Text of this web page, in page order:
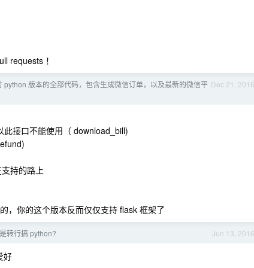
requests ！
Dec 21, 2016
python 版本的全部代码，包含生成微信订单，以及最新的微信平
接口不能使用（ download_bill)
持的路上
，你的这个版本反而仅仅支持 flask 框架了
Jun 13, 2016
转行搞 python?
好